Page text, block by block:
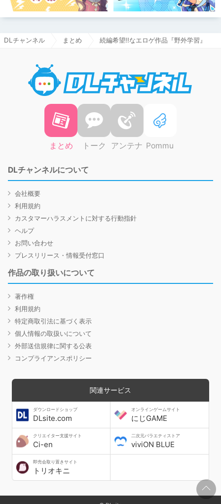
DLチャンネル まとめ 続編希望!!なエロゲ作品『野外学習』
まとめ トーク アンテナ Pommu
DLチャンネルについて
会社概要
利用規約
カスタマーハラスメントに対する行動指針
ヘルプ
お問い合わせ
プレスリリース・情報受付窓口
作品の取り扱いについて
著作権
利用規約
特定商取引法に基づく表示
個人情報の取扱いについて
外部送信規律に関する公表
コンプライアンスポリシー
関連サービス
ダウンロードショップ
DLsite.com
オンラインゲームサイト
にじGAME
クリエイター支援サイト
Ci-en
二次元バラエティストア
viviON BLUE
即売会取り置きサイト
トリオキニ